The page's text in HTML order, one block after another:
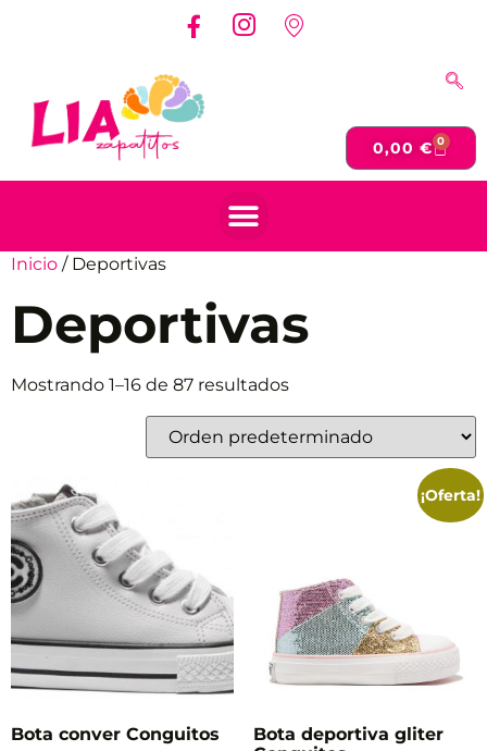
0,00€ 0
Inicio / Deportivas
Deportivas
Mostrando 1–16 de 87 resultados
Bota conver Conguitos
¡Oferta!
Bota deportiva gliter